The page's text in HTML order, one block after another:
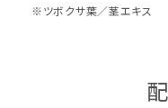
※ツボクサ葉／茎エキス